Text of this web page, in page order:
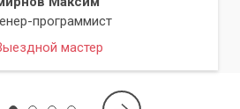
программист
мастер